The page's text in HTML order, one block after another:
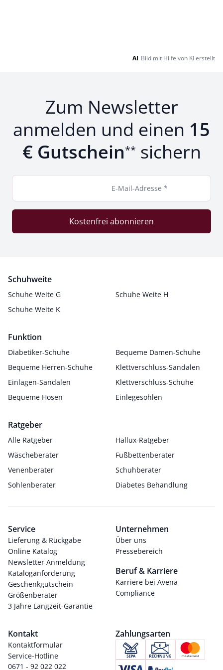
AI Bild mit Hilfe von KI erstellt
Zum Newsletter
anmelden und einen 15
€ Gutschein** sichern
E-Mail-Adresse *
Kostenfrei abonnieren
Schuhweite
Schuhe Weite G
Schuhe Weite H
Schuhe Weite K
Funktion
Diabetiker-Schuhe
Bequeme Damen-Schuhe
Bequeme Herren-Schuhe
Klettverschluss-Sandalen
Einlagen-Sandalen
Klettverschluss-Schuhe
Bequeme Hosen
Einlegesohlen
Ratgeber
Alle Ratgeber
Hallux-Ratgeber
Wäscheberater
Fußbettenberater
Venenberater
Schuhberater
Sohlenberater
Diabetes Behandlung
Service
Lieferung & Rückgabe
Online Katalog
Newsletter Anmeldung
Kataloganforderung
Geschenkgutschein
Größenberater
3 Jahre Langzeit-Garantie
Unternehmen
Über uns
Pressebereich
Beruf & Karriere
Karriere bei Avena
Compliance
Kontakt
Kontaktformular
Service-Hotline
0671 - 92 022 022
Zahlungsarten